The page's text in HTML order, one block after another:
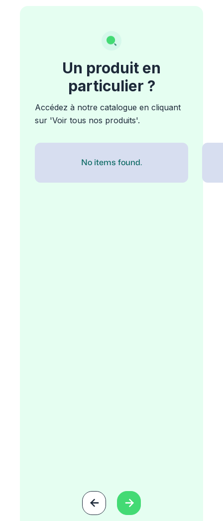
Un produit en
particulier ?
Accédez à notre catalogue en cliquant
sur 'Voir tous nos produits'.
No items found.
 